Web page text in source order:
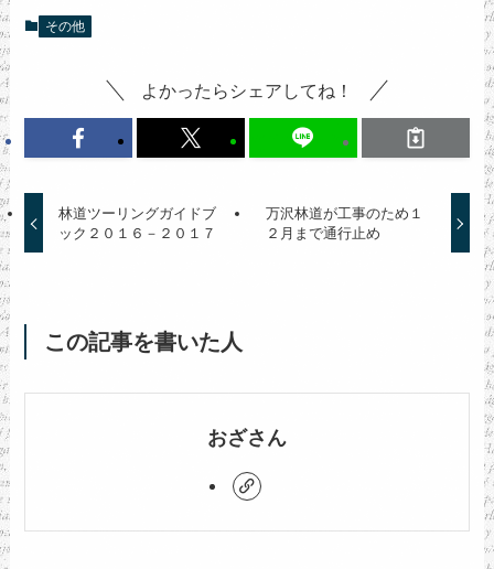
その他
よかったらシェアしてね！
林道ツーリングガイドブ
ック２０１６－２０１７
万沢林道が工事のため１
２月まで通行止め
この記事を書いた人
おざさん